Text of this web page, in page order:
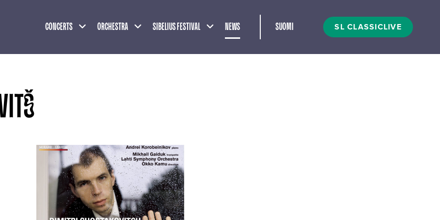
CONCERTS Expand child menu
ORCHESTRA Expand child menu
SIBELIUS FESTIVAL Expand child menu
NEWS SUOMI SL CLASSICLIVE